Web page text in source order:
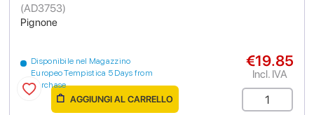
Pignone
(AD3753)
Disponibile nel Magazzino
Europeo Tempistica 5 Days from
purchase
€19.85
Incl. IVA
AGGIUNGI AL CARRELLO